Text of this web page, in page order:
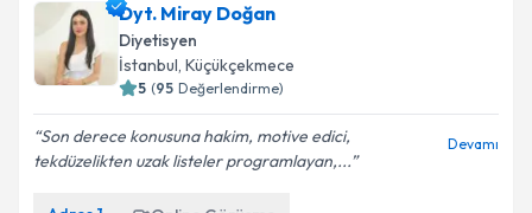
hazırlandığında e-posta ile bilgilendireceğiz.
E-posta Adresiniz
Kişisel verilerimin işlenmesine ilişkin
Dyt. Miray Doğan
Diyetisyen
İstanbul, Küçükçekmece
5 (95 Değerlendirme)
Son derece konusuna hakim, motive edici,
tekdüzelikten uzak listeler programlayan,...
Devamı